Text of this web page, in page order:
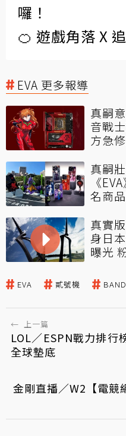
囉！
🍊 遊戲角落 X
EVA 更多報導
真嗣
音戰
方急
真嗣
《
名商
真實
身日
曝光
EVA 貳號機
← 上一篇
LOL／ESPN戰力排行
全球墊底
金剛直播／W2【電競